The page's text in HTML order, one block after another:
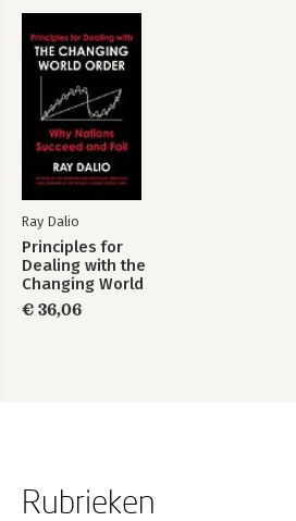
Index
Ray Dalio
Principles for
Dealing with the
Changing World
Order
€ 36,06
Rubrieken